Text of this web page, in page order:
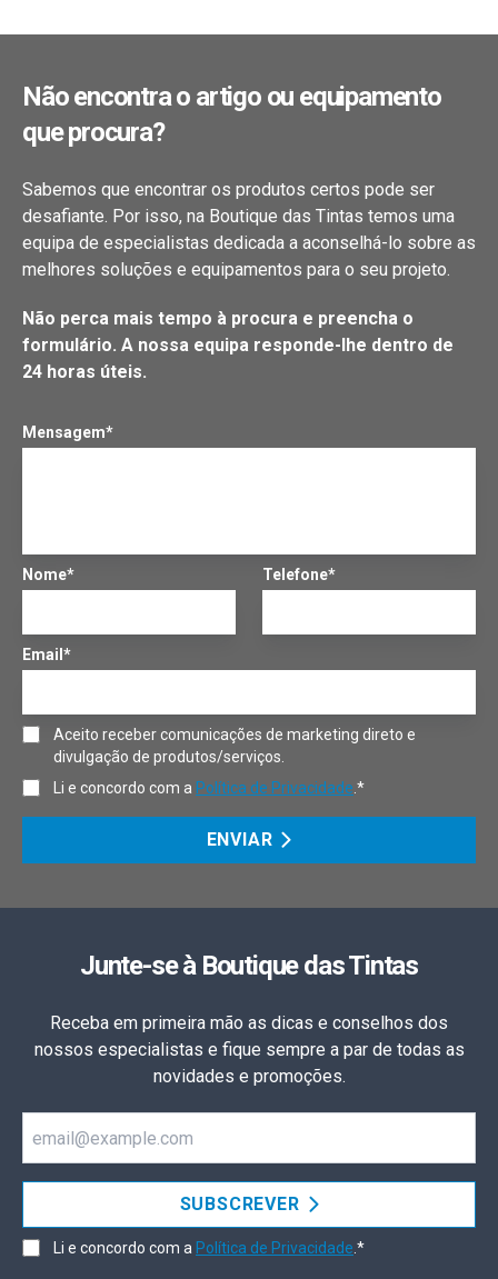
Não encontra o artigo ou equipamento
que procura?
Sabemos que encontrar os produtos certos pode ser
desafiante. Por isso, na Boutique das Tintas temos uma
equipa de especialistas dedicada a aconselhá-lo sobre as
melhores soluções e equipamentos para o seu projeto.
Não perca mais tempo à procura e preencha o
formulário. A nossa equipa responde-lhe dentro de
24 horas úteis.
Mensagem*
Nome* Telefone*
Email*
Aceito receber comunicações de marketing direto e
divulgação de produtos/serviços.
Li e concordo com a Política de Privacidade .*
ENVIAR
Junte-se à Boutique das Tintas
Receba em primeira mão as dicas e conselhos dos
nossos especialistas e fique sempre a par de todas as
novidades e promoções.
SUBSCREVER
Li e concordo com a Política de Privacidade .*